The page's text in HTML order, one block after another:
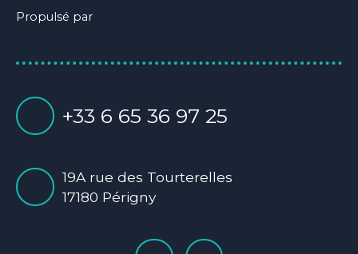
Propulsé par
+33 6 65 36 97 25
19A rue des Tourterelles
17180 Périgny